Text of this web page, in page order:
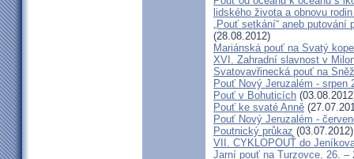
lidského života a obnovu
„Pouť setkání“ aneb putování
(28.08.2012)
Mariánská pouť na Svatý
XVI. Zahradní slavnost v
Svatovavřinecká pouť na
Pouť Nový Jeruzalém - srpen
Pouť v Bohuticích
Pouť ke svaté Anně
Pouť Nový Jeruzalém -
Poutnický průkaz (03.07.2012)
VII. CYKLOPOUŤ do
Jarní pouť na Turzovce, 26. –